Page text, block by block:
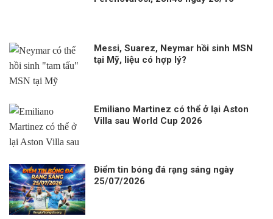
Messi, Suarez, Neymar hồi sinh MSN
tại Mỹ, liệu có hợp lý?
Emiliano Martinez có thể ở lại Aston
Villa sau World Cup 2026
Điểm tin bóng đá rạng sáng ngày
25/07/2026